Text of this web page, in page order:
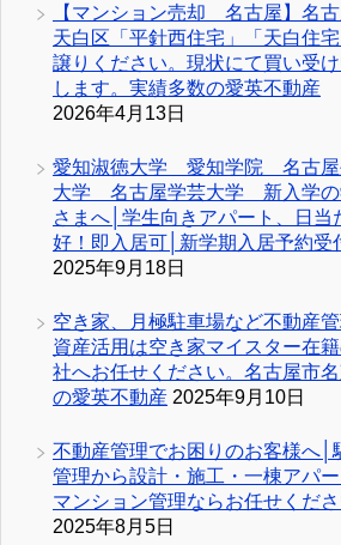
【マンション売却 名古屋】名
天白区「平針西住宅」「天白住
譲りください。現状にて買い受
します。実績多数の愛英不動産
2026年4月13日
愛知淑徳大学 愛知学院 名古屋
大学 名古屋学芸大学 新入学の
さまへ│学生向きアパート、日当
好！即入居可│新学期入居予約受
2025年9月18日
空き家、月極駐車場など不動産管
資産活用は空き家マイスター在
社へお任せください。名古屋市
の愛英不動産 2025年9月10日
不動産管理でお困りのお客様へ│
管理から設計・施工・一棟アパー
マンション管理ならお任せくださ
2025年8月5日